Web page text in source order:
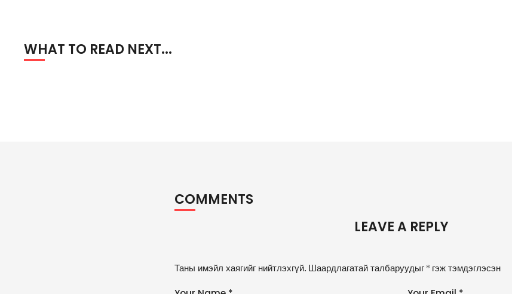
WHAT TO READ NEXT...
COMMENTS
LEAVE A REPLY
Таны имэйл хаягийг нийтлэхгүй. Шаардлагатай талбаруудыг * гэж тэмдэглэсэн
A